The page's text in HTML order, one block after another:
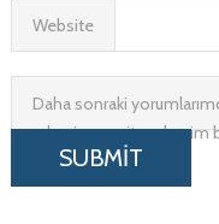
Website
Daha sonraki
adresim ve site adresim